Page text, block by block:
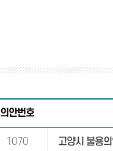
의안번호
1070 고양시 불용